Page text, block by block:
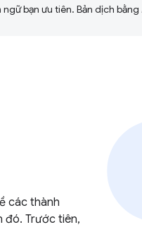
bạn ưu tiên. Bản dịch bằng
các thành
đó. Trước tiên,